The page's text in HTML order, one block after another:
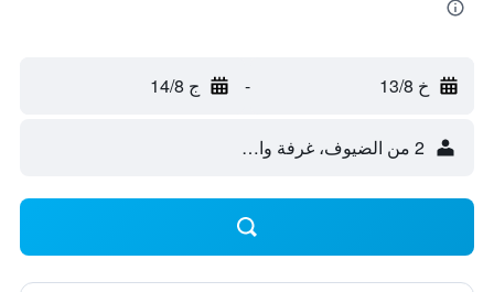
خ 13/8 - ج 14/8
2 من الضيوف، غرفة واحدة